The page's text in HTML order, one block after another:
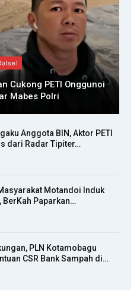
Cukong PETI Onggunoi
Mabes Polri
Anggota BIN, Aktor PETI
dari Radar Tipiter…
Motandoi Induk
BerKah Paparkan…
PLN Kotamobagu
CSR Bank Sampah di…